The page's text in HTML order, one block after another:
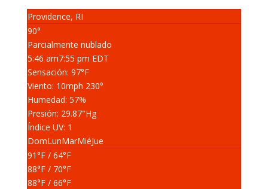
Providence, RI
90°
Parcialmente nublado
5:46 am7:55 pm EDT
Sensación: 97°F
Viento: 10mph 230°
Humedad: 57%
Presión: 29.87"Hg
Índice UV: 1
DomLunMarMiéJue
91°F/ 64°F
88°F/ 70°F
88°F/ 66°F